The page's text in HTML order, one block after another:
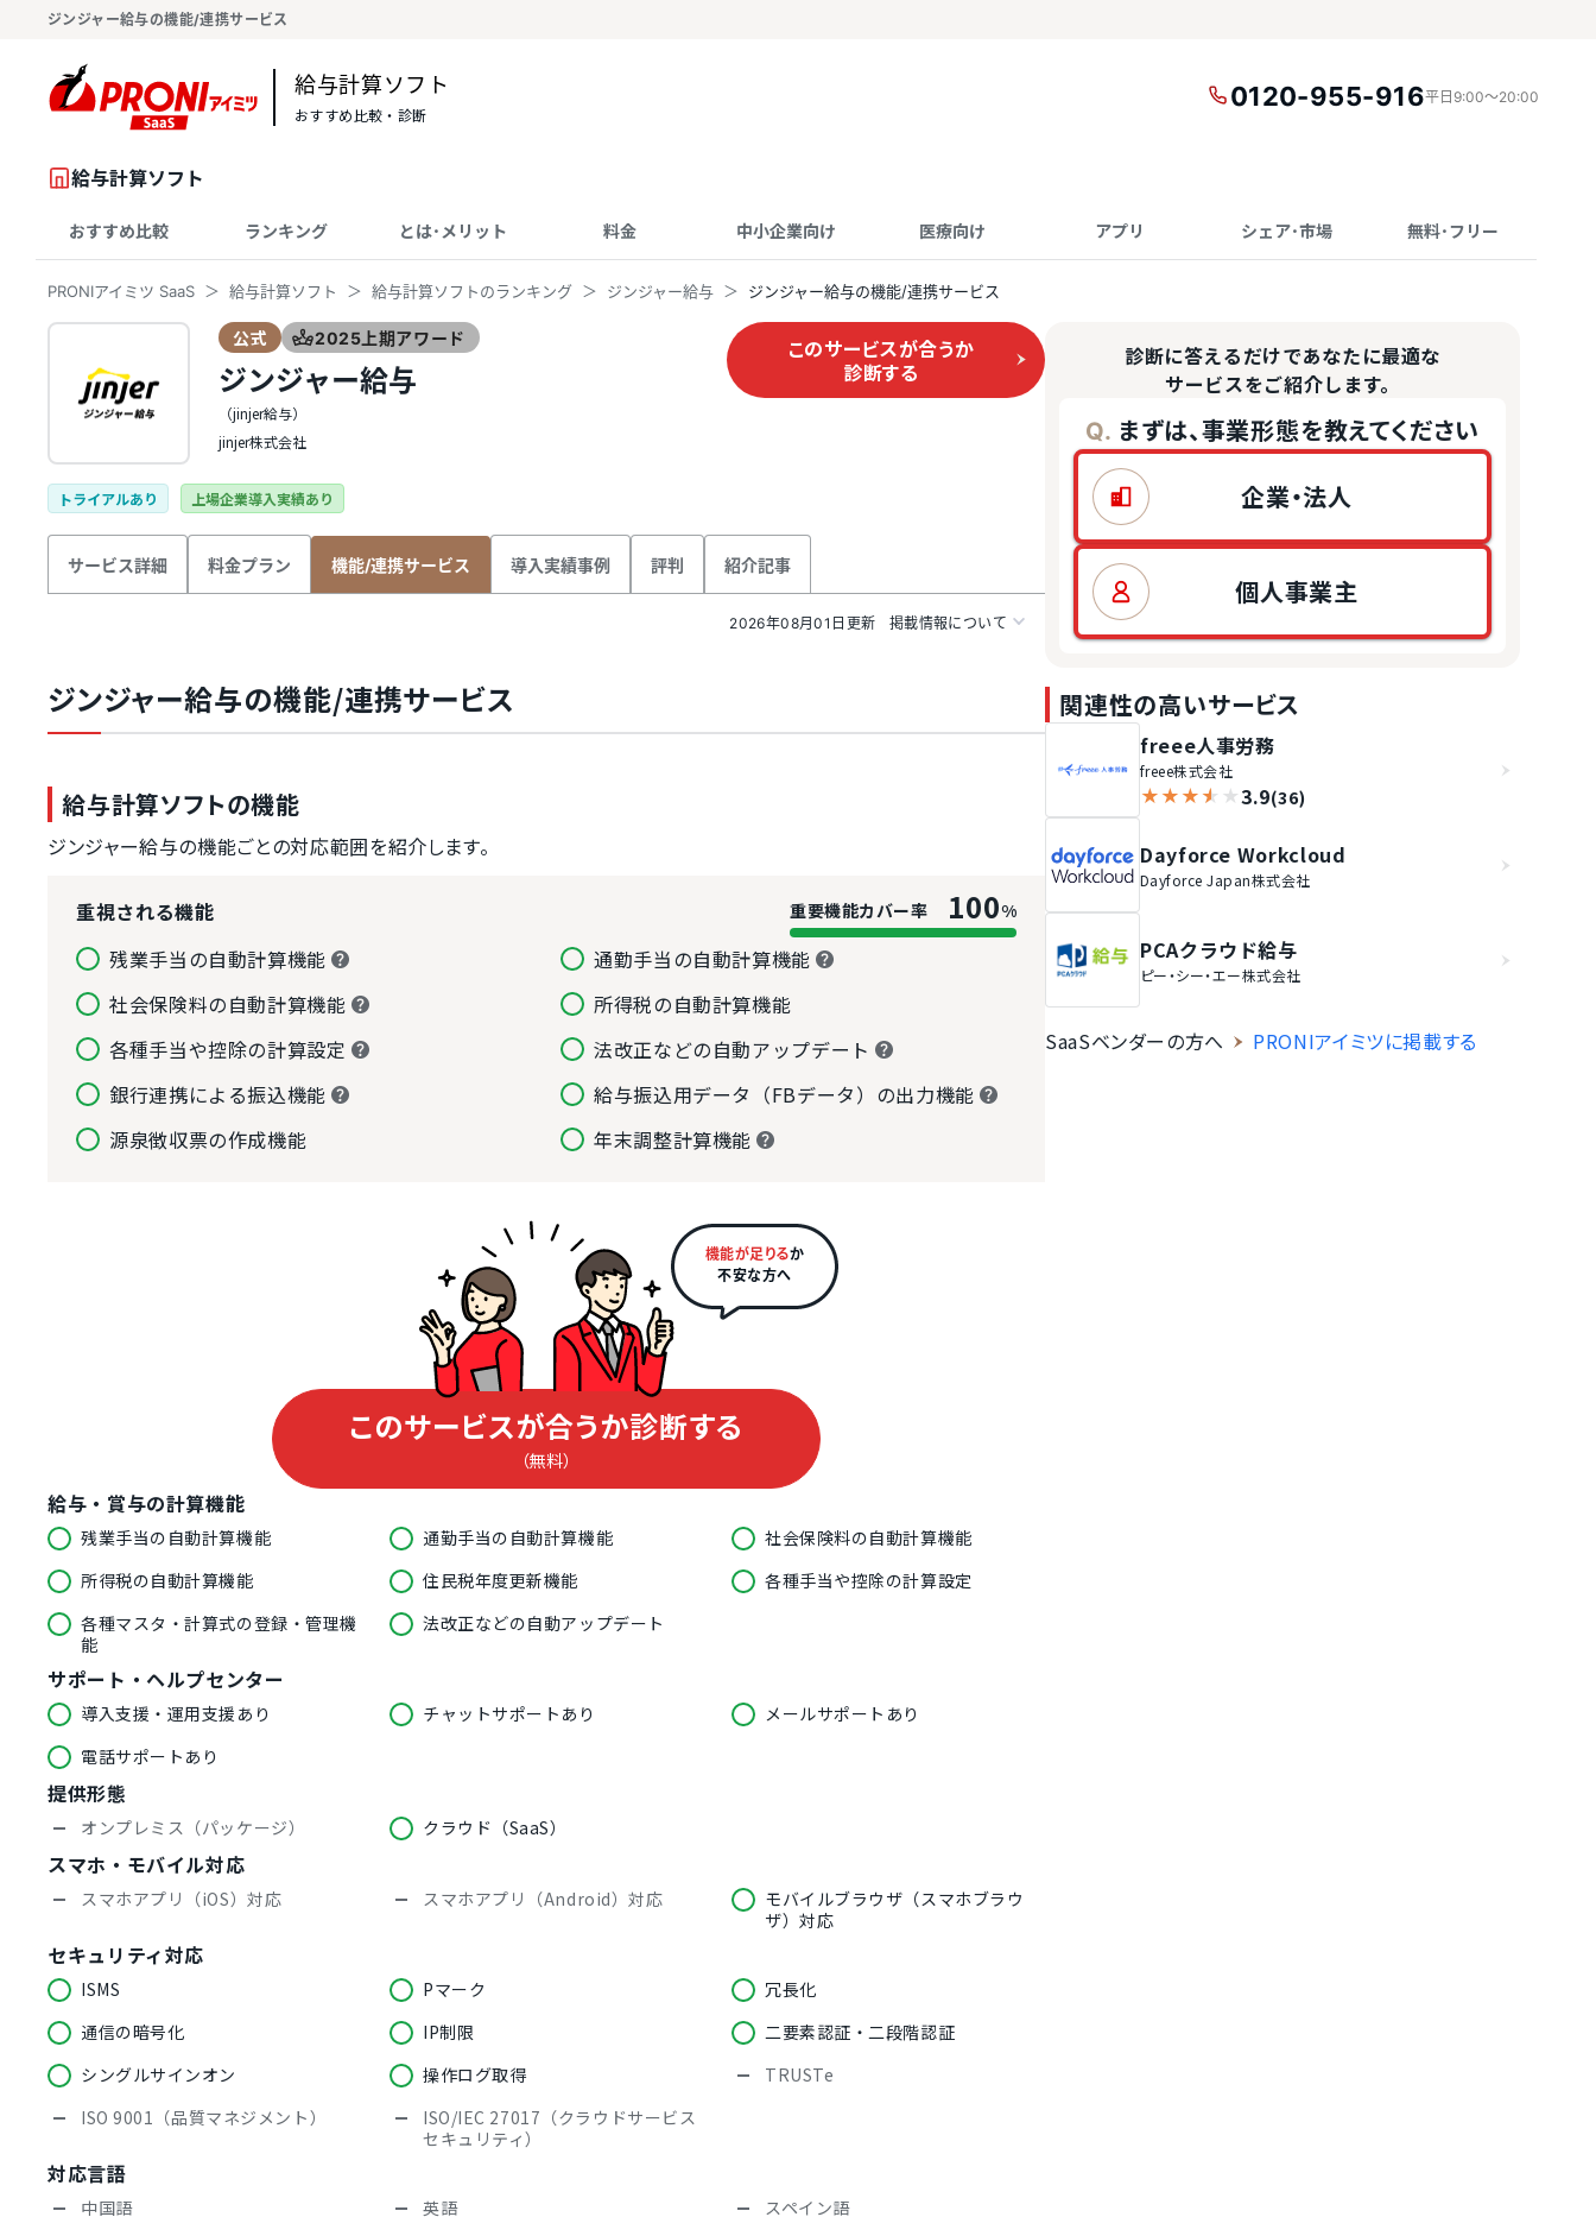
ジンジャー給与の機能/連携サービス
給与計算ソフト
おすすめ比較・診断
0120-955-916平日9:00〜20:00
給与計算ソフト
おすすめ比較 ランキング とは･メリット 料金 中小企業向け 医療向け アプリ シェア･市場 無料･フリー
PRONIアイミツ SaaS 給与計算ソフト 給与計算ソフトのランキング ジンジャー給与 ジンジャー給与の機能/連携サービス
公式 2025上期アワード
ジンジャー給与
（jinjer給与）
jinjer株式会社
このサービスが合うか
診断する
トライアルあり 上場企業導入実績あり
サービス詳細 料金プラン 機能/連携サービス 導入実績事例 評判 紹介記事
2026年08月01日更新 掲載情報について
ジンジャー給与の機能/連携サービス
給与計算ソフトの機能
ジンジャー給与の機能ごとの対応範囲を紹介します。
重視される機能 重要機能カバー率 100%
残業手当の自動計算機能
通勤手当の自動計算機能
社会保険料の自動計算機能
所得税の自動計算機能
各種手当や控除の計算設定
法改正などの自動アップデート
銀行連携による振込機能
給与振込用データ（FBデータ）の出力機能
源泉徴収票の作成機能
年末調整計算機能
機能が足りるか
不安な方へ
このサービスが合うか診断する
（無料）
給与・賞与の計算機能
残業手当の自動計算機能 通勤手当の自動計算機能
社会保険料の自動計算機能
所得税の自動計算機能
住民税年度更新機能
各種手当や控除の計算設定
各種マスタ・計算式の登録・管理機
能
法改正などの自動アップデート
サポート・ヘルプセンター
導入支援・運用支援あり チャットサポートあり
メールサポートあり
電話サポートあり
提供形態
オンプレミス（パッケージ） クラウド（SaaS）
スマホ・モバイル対応
スマホアプリ（iOS）対応 スマホアプリ（Android）対応
モバイルブラウザ（スマホブラウ
ザ）対応
セキュリティ対応
ISMS Pマーク
冗長化
通信の暗号化
IP制限
二要素認証・二段階認証
シングルサインオン
操作ログ取得
TRUSTe
ISO 9001（品質マネジメント）
ISO/IEC 27017（クラウドサービス
セキュリティ）
対応言語
中国語 英語
スペイン語
診断に答えるだけであなたに最適な
サービスをご紹介します。
Q. まずは、事業形態を教えてください
企業・法人
個人事業主
関連性の高いサービス
freee人事労務
freee株式会社
★ ★ ★ ★ ★3.9(36)
Dayforce Workcloud
Dayforce Japan株式会社
PCAクラウド給与
ピー・シー・エー株式会社
SaaSベンダーの方へ PRONIアイミツに掲載する